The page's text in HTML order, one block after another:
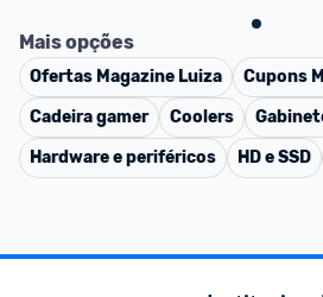
Mais opções
Ofertas Magazine Luiza Cupons
Cadeira gamer
Coolers
Hardware e periféricos
HD e SSD